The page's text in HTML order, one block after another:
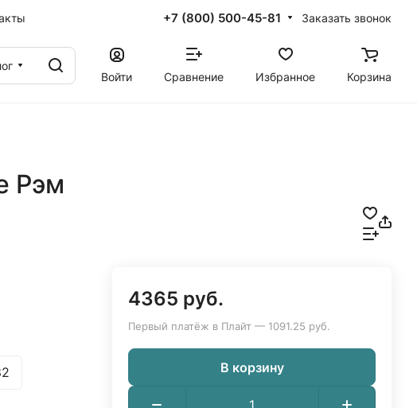
+7 (800) 500-45-81 Заказать звонок
Войти
Сравнение Избранное Корзина
Рэм
4365 руб.
Первый платёж в Плайт — 1091.25 руб.
В корзину